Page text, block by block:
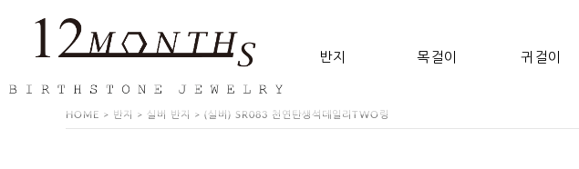
반지 목걸이 귀걸이
HOME > 반지 > 실버 반지 > (실버) SR083 천연탄생석데일리TWO링